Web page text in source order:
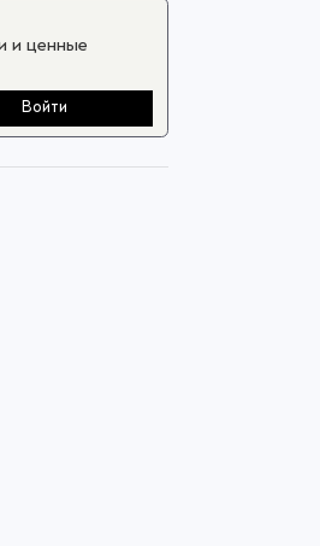
и ценные
Войти